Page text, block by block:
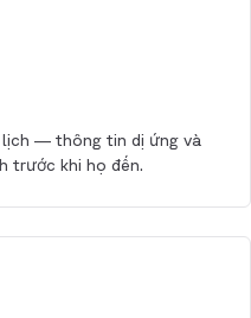
lịch — thông tin dị ứng và
trước khi họ đến.